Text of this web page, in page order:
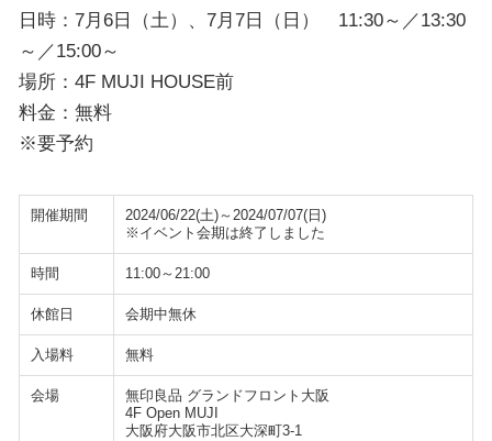
日時：7月6日（土）、7月7日（日） 11:30～／13:30
～／15:00～
場所：4F MUJI HOUSE前
料金：無料
※要予約
開催期間
2024/06/22(土)～2024/07/07(日)
※イベント会期は終了しました
時間 11:00～21:00
休館日 会期中無休
入場料 無料
会場
無印良品 グランドフロント大阪
4F Open MUJI
大阪府大阪市北区大深町3-1